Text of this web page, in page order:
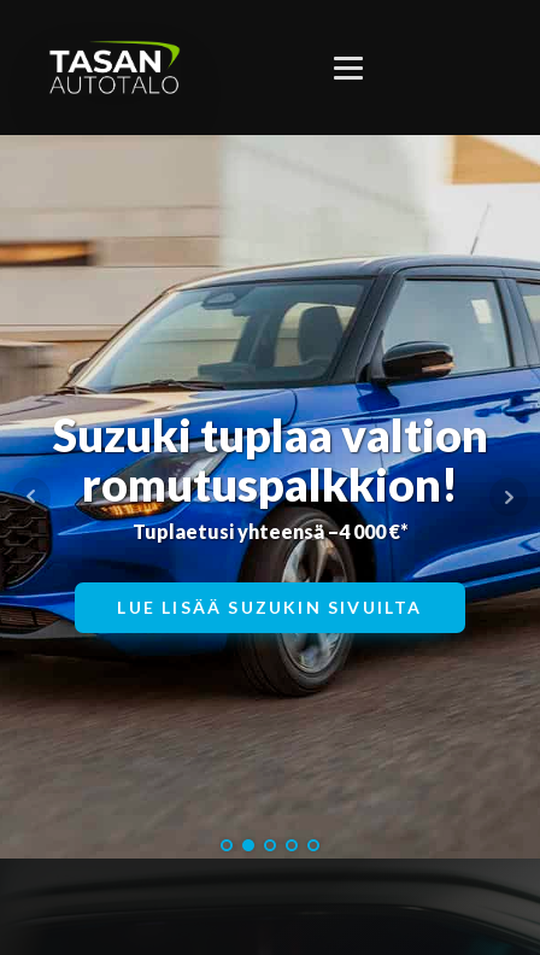
Suzuki tuplaa valtion
romutuspalkkion!
Tuplaetusi yhteensä –4 000 €*
LUE LISÄÄ SUZUKIN SIVUILTA